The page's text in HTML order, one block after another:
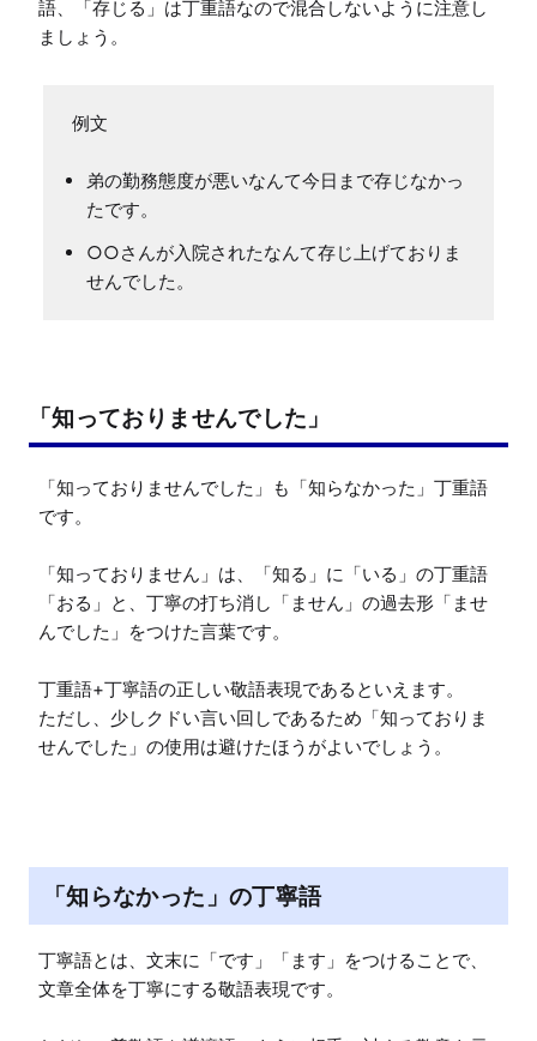
語、「存じる」は丁重語なので混合しないように注意し
例文
弟の勤務態度が悪いなんて今日まで存じなかっ
たです。
○○さんが入院されたなんて存じ上げておりま
せんでした。
「知っておりませんでした」
「知っておりませんでした」も「知らなかった」丁重語
です。
「知っておりません」は、「知る」に「いる」の丁重語
「おる」と、丁寧の打ち消し「ません」の過去形「ませ
んでした」をつけた言葉です。
丁重語+丁寧語の正しい敬語表現であるといえます。
ただし、少しクドい言い回しであるため「知っておりま
せんでした」の使用は避けたほうがよいでしょう。
「知らなかった」の丁寧語
丁寧語とは、文末に「です」「ます」をつけることで、
文章全体を丁寧にする敬語表現です。